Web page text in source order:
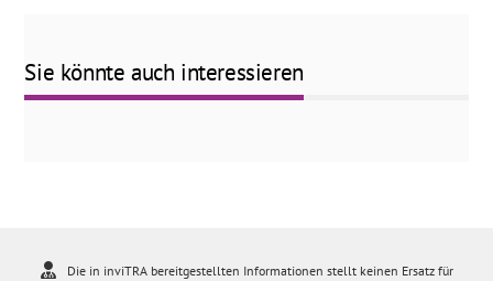
Sie könnte auch interessieren
Die in inviTRA bereitgestellten Informationen stellt keinen Ersatz für